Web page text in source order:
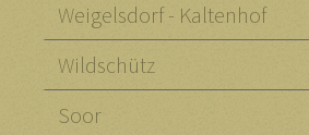
Weigelsdorf - Kaltenhof
Wildschütz
Soor